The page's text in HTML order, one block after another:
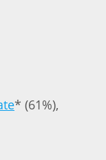
* (61%),